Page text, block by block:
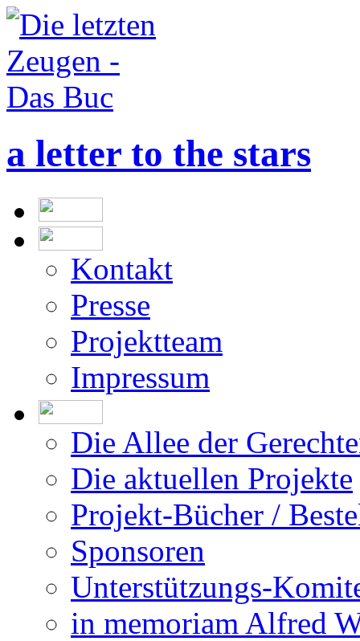
a letter to the stars
Kontakt
Presse
Projektteam
Impressum
Die Allee der
Die aktuellen Projekte
Projekt-Bücher /
Sponsoren
Unterstützungs-
in memoriam Alfred